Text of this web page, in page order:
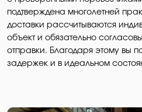
подтверждена многолетней
доставки рассчитываются
объект и обязательно
отправки. Благодаря этому вы
задержек и в идеальном